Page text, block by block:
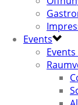
Events